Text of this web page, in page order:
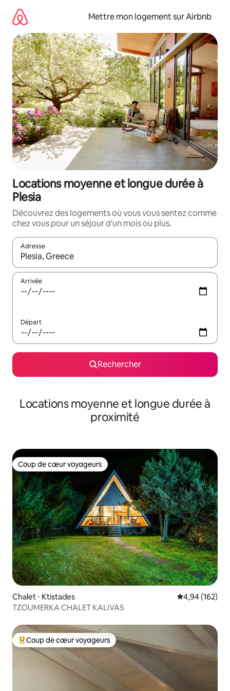
directement
contenu
Mettre mon logement sur Airbnb
Locations moyenne et longue durée à
Plesia
Découvrez des logements où vous vous sentez comme
chez vous pour un séjour d'un mois ou plus.
Adresse
Lorsque les résultats s'affichent, utilisez les flèches vers le
Arrivée
Départ
Rechercher
Locations moyenne et longue durée à
proximité
Coup de cœur voyageurs
Coup de cœur voyageurs
Chalet ⋅ Ktistades Évaluation
4,94 (162)
TZOUMERKA CHALET KALIVAS
Coups de cœur voyageurs les plus appréciés
Coup de cœur voyageurs